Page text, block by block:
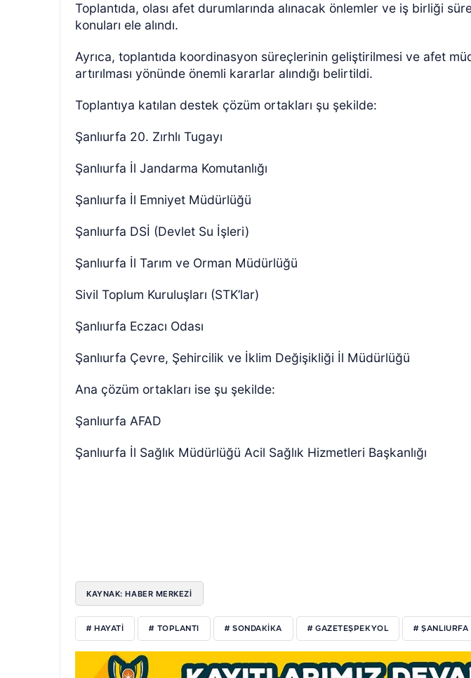
Toplantıda, olası afet durumlarında alınacak önlemler ve iş birliği
konuları ele alındı.
Ayrıca, toplantıda koordinasyon süreçlerinin geliştirilmesi ve afet
artırılması yönünde önemli kararlar alındığı belirtildi.
Toplantıya katılan destek çözüm ortakları şu şekilde:
Şanlıurfa 20. Zırhlı Tugayı
Şanlıurfa İl Jandarma Komutanlığı
Şanlıurfa İl Emniyet Müdürlüğü
Şanlıurfa DSİ (Devlet Su İşleri)
Şanlıurfa İl Tarım ve Orman Müdürlüğü
Sivil Toplum Kuruluşları (STK’lar)
Şanlıurfa Eczacı Odası
Şanlıurfa Çevre, Şehircilik ve İklim Değişikliği İl Müdürlüğü
Ana çözüm ortakları ise şu şekilde:
Şanlıurfa AFAD
Şanlıurfa İl Sağlık Müdürlüğü Acil Sağlık Hizmetleri Başkanlığı
KAYNAK: HABER MERKEZI
# HAYATI # TOPLANTI # SONDAKIKA # GAZETEŞPEKYOL # ŞANLIURFA